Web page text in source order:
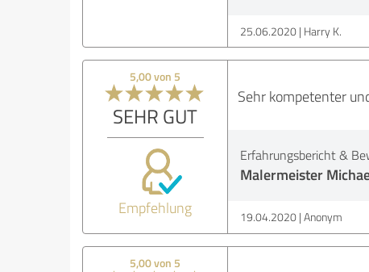
25.06.2020 Harry K.
5,00 von 5
SEHR GUT
Empfehlung
Sehr kompetenter
Erfahrungsbericht &
Malermeister
19.04.2020 Anonym
5,00 von 5